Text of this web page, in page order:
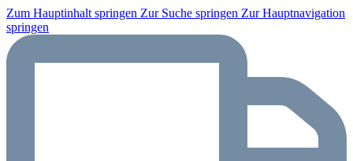
Zum Hauptinhalt springen Zur Suche springen Zur Hauptnavigation
springen